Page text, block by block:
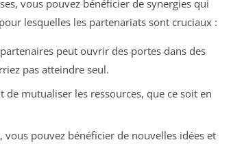
vous pouvez bénéficier de synergies qui
lesquelles les partenariats sont cruciaux :
peut ouvrir des portes dans des
pas atteindre seul.
mutualiser les ressources, que ce soit en
pouvez bénéficier de nouvelles idées et